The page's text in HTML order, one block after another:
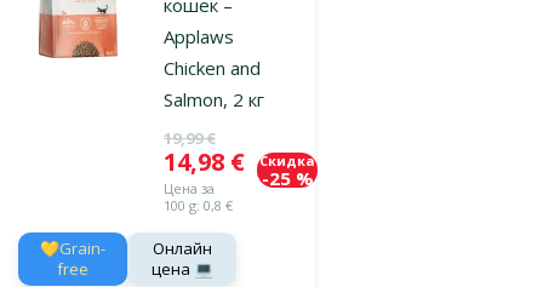
Applaws
Chicken and
Salmon, 2 кг
Исходная цена
19,99 €
Цена
14,98 €
Цена за
100 g: 0,8 €
Скидка
-25 %
💛Grain-
free
Онлайн
цена 💻